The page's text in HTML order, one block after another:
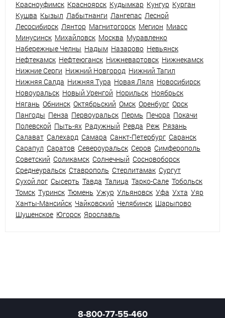
Красноуфимск Красноярск Кудымкар Кунгур Курган
Кушва Кызыл Лабытнанги Лангепас Лесной
Лесосибирск Лянтор Магнитогорск Мегион Миасс
Минусинск Михайловск Москва Муравленко
Набережные Челны Надым Назарово Невьянск
Нефтекамск Нефтеюганск Нижневартовск Нижнекамск
Нижние Серги Нижний Новгород Нижний Тагил
Нижняя Салда Нижняя Тура Новая Ляля Новосибирск
Новоуральск Новый Уренгой Норильск Ноябрьск
Нягань Обнинск Октябрьский Омск Оренбург Орск
Пангоды Пенза Первоуральск Пермь Печора Покачи
Полевской Пыть-ях Радужный Ревда Реж Рязань
Салават Салехард Самара Санкт-Петербург Саранск
Сарапул Саратов Североуральск Серов Симферополь
Советский Соликамск Солнечный Сосновоборск
Среднеуральск Ставрополь Стерлитамак Сургут
Сухой лог Сысерть Тавда Талица Тарко-Сале Тобольск
Томск Туринск Тюмень Ужур Ульяновск Уфа Ухта Уяр
Ханты-Мансийск Чайковский Челябинск Шарыпово
Шушенское Югорск Ярославль
8-800-77-55-460